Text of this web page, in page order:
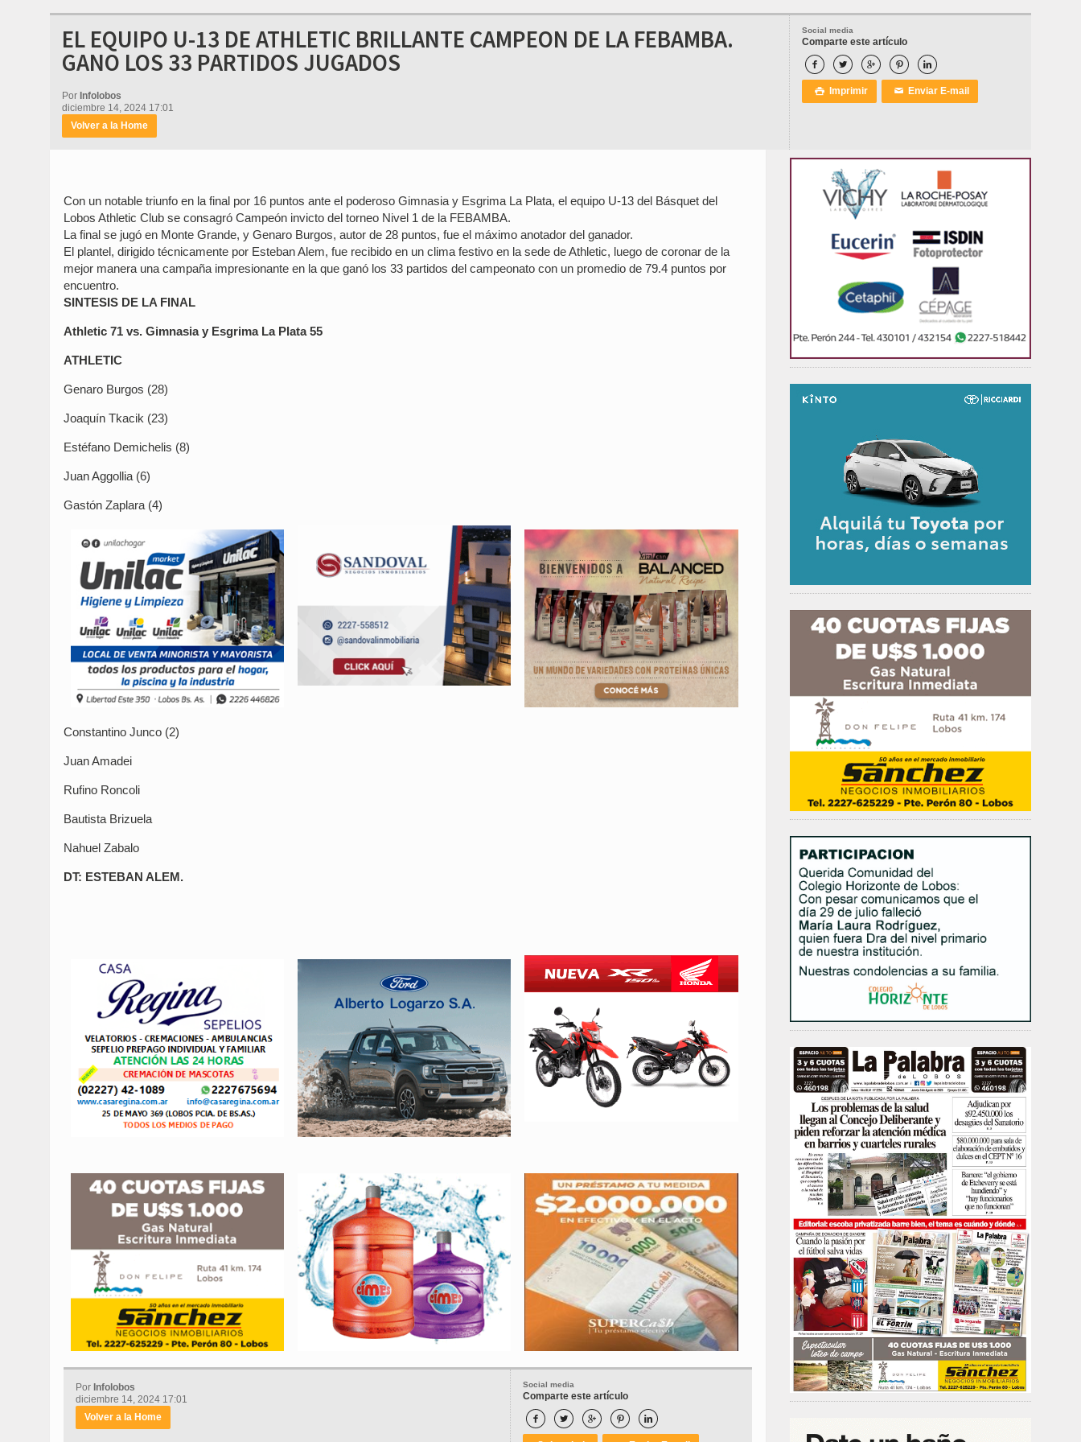
Social media
Comparte este artículo
    
 Imprimir ✉ Enviar E-mail
EL EQUIPO U-13 DE ATHLETIC BRILLANTE CAMPEON DE LA FEBAMBA.
GANO LOS 33 PARTIDOS JUGADOS
Por Infolobos
diciembre 14, 2024 17:01
Volver a la Home
Con un notable triunfo en la final por 16 puntos ante el poderoso Gimnasia y Esgrima La Plata, el equipo U-13 del Básquet del
Lobos Athletic Club se consagró Campeón invicto del torneo Nivel 1 de la FEBAMBA.
La final se jugó en Monte Grande, y Genaro Burgos, autor de 28 puntos, fue el máximo anotador del ganador.
El plantel, dirigido técnicamente por Esteban Alem, fue recibido en un clima festivo en la sede de Athletic, luego de coronar de la
mejor manera una campaña impresionante en la que ganó los 33 partidos del campeonato con un promedio de 79.4 puntos por
encuentro.
SINTESIS DE LA FINAL
Athletic 71 vs. Gimnasia y Esgrima La Plata 55
ATHLETIC
Genaro Burgos (28)
Joaquín Tkacik (23)
Estéfano Demichelis (8)
Juan Aggollia (6)
Gastón Zaplara (4)
Constantino Junco (2)
Juan Amadei
Rufino Roncoli
Bautista Brizuela
Nahuel Zabalo
DT: ESTEBAN ALEM.
Social media
Comparte este artículo
    
Por Infolobos
diciembre 14, 2024 17:01
Volver a la Home